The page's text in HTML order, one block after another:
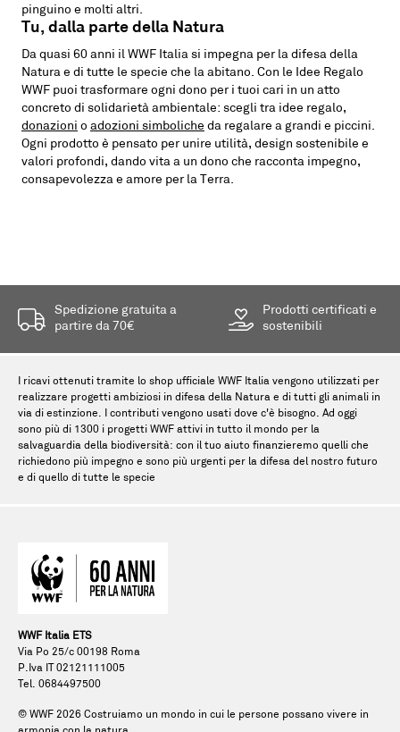
pinguino e molti altri.
Tu, dalla parte della Natura
Da quasi 60 anni il WWF Italia si impegna per la difesa della
Natura e di tutte le specie che la abitano. Con le Idee Regalo
WWF puoi trasformare ogni dono per i tuoi cari in un atto
concreto di solidarietà ambientale: scegli tra idee regalo,
donazioni o adozioni simboliche da regalare a grandi e piccini.
Ogni prodotto è pensato per unire utilità, design sostenibile e
valori profondi, dando vita a un dono che racconta impegno,
consapevolezza e amore per la Terra.
Spedizione gratuita a
partire da 70€
Prodotti certificati e
sostenibili
I ricavi ottenuti tramite lo shop ufficiale WWF Italia vengono utilizzati per
realizzare progetti ambiziosi in difesa della Natura e di tutti gli animali in
via di estinzione. I contributi vengono usati dove c'è bisogno. Ad oggi
sono più di 1300 i progetti WWF attivi in tutto il mondo per la
salvaguardia della biodiversità: con il tuo aiuto finanzieremo quelli che
richiedono più impegno e sono più urgenti per la difesa del nostro futuro
e di quello di tutte le specie
WWF Italia ETS
Via Po 25/c 00198 Roma
P.Iva IT 02121111005
Tel. 0684497500
© WWF 2026 Costruiamo un mondo in cui le persone possano vivere in